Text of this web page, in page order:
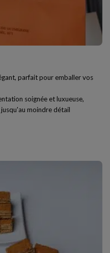
parfait pour emballer vos
soignée et luxueuse,
moindre détail